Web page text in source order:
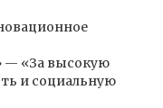
— «За высокую
и социальную